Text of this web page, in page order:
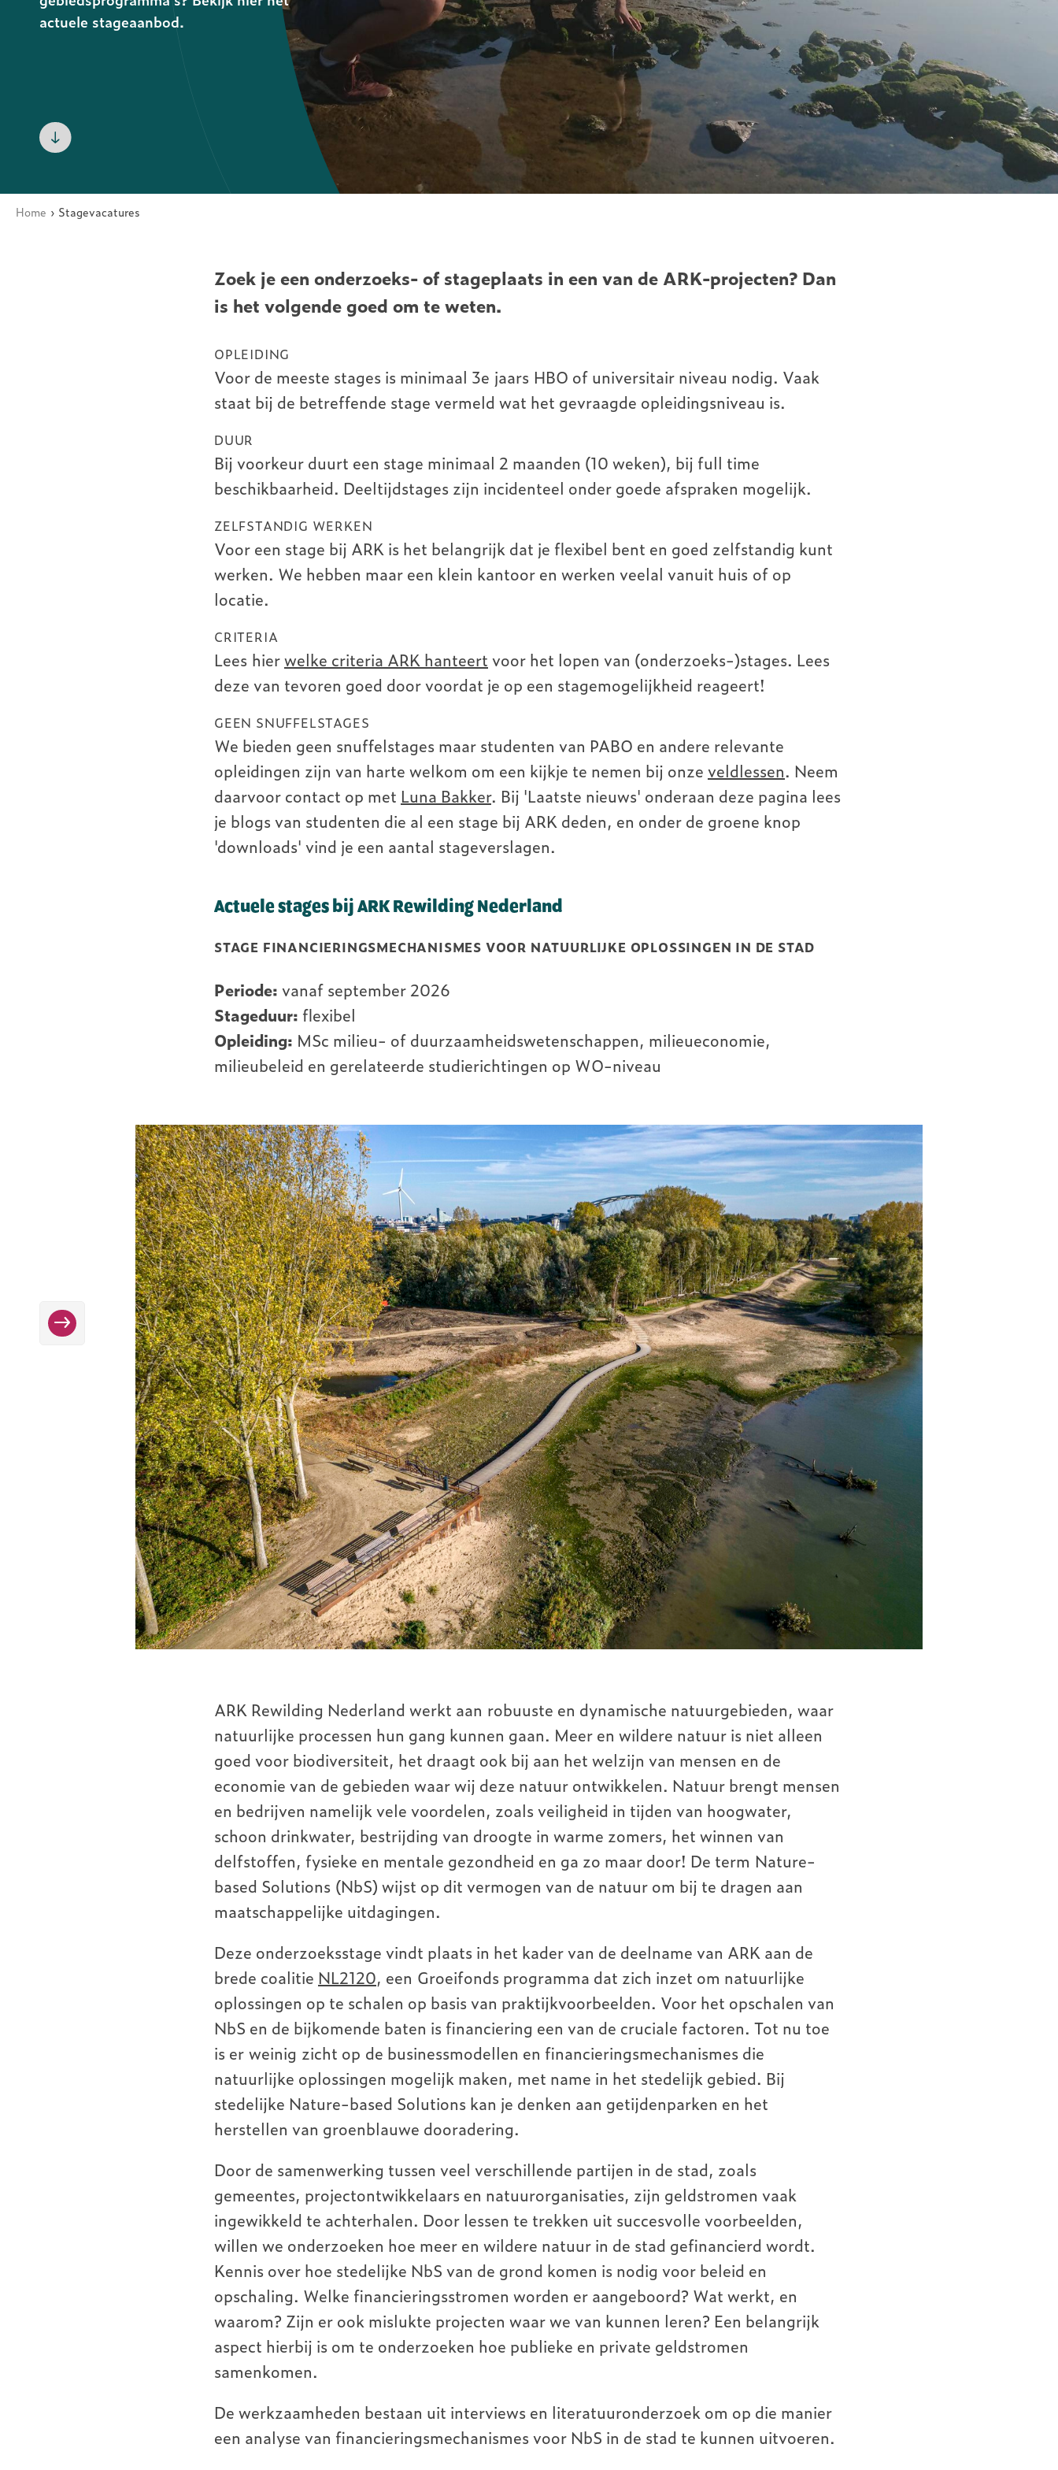
ARK Rewilding Fonds
actuele stageaanbod.
Kruimelpad
Home Stagevacatures
Zoek je een onderzoeks- of stageplaats in een van de ARK-projecten? Dan
is het volgende goed om te weten.
OPLEIDING
Voor de meeste stages is minimaal 3e jaars HBO of universitair niveau nodig. Vaak
staat bij de betreffende stage vermeld wat het gevraagde opleidingsniveau is.
DUUR
Bij voorkeur duurt een stage minimaal 2 maanden (10 weken), bij full time
beschikbaarheid. Deeltijdstages zijn incidenteel onder goede afspraken mogelijk.
ZELFSTANDIG WERKEN
Voor een stage bij ARK is het belangrijk dat je flexibel bent en goed zelfstandig kunt
werken. We hebben maar een klein kantoor en werken veelal vanuit huis of op
locatie.
CRITERIA
Lees hierwelke criteria ARK hanteert voor het lopen van (onderzoeks-)stages. Lees
deze van tevoren goed door voordat je op een stagemogelijkheid reageert!
GEEN SNUFFELSTAGES
We bieden geen snuffelstages maar studenten van PABO en andere relevante
opleidingen zijn van harte welkom om een kijkje te nemen bij onze veldlessen. Neem
daarvoor contact op met Luna Bakker. Bij 'Laatste nieuws' onderaan deze pagina lees
je blogs van studenten die al een stage bij ARK deden, en onder de groene knop
'downloads' vind je een aantal stageverslagen.
Actuele stages bij ARK Rewilding Nederland
STAGE FINANCIERINGSMECHANISMES VOOR NATUURLIJKE OPLOSSINGEN IN DE STAD
Periode: vanaf september 2026
Stageduur: flexibel
Opleiding: MSc milieu- of duurzaamheidswetenschappen, milieueconomie,
milieubeleid en gerelateerde studierichtingen op WO-niveau
Image
ARK Rewilding Nederland werkt aan robuuste en dynamische natuurgebieden, waar
natuurlijke processen hun gang kunnen gaan. Meer en wildere natuur is niet alleen
goed voor biodiversiteit, het draagt ook bij aan het welzijn van mensen en de
economie van de gebieden waar wij deze natuur ontwikkelen. Natuur brengt mensen
en bedrijven namelijk vele voordelen, zoals veiligheid in tijden van hoogwater,
schoon drinkwater, bestrijding van droogte in warme zomers, het winnen van
delfstoffen, fysieke en mentale gezondheid en ga zo maar door! De term Nature-
based Solutions (NbS) wijst op dit vermogen van de natuur om bij te dragen aan
maatschappelijke uitdagingen.
Deze onderzoeksstage vindt plaats in het kader van de deelname van ARK aan de
brede coalitie NL2120, een Groeifonds programma dat zich inzet om natuurlijke
oplossingen op te schalen op basis van praktijkvoorbeelden. Voor het opschalen van
NbS en de bijkomende baten is financiering een van de cruciale factoren. Tot nu toe
is er weinig zicht op de businessmodellen en financieringsmechanismes die
natuurlijke oplossingen mogelijk maken, met name in het stedelijk gebied. Bij
stedelijke Nature-based Solutions kan je denken aan getijdenparken en het
herstellen van groenblauwe dooradering.
Door de samenwerking tussen veel verschillende partijen in de stad, zoals
gemeentes, projectontwikkelaars en natuurorganisaties, zijn geldstromen vaak
ingewikkeld te achterhalen. Door lessen te trekken uit succesvolle voorbeelden,
willen we onderzoeken hoe meer en wildere natuur in de stad gefinancierd wordt.
Kennis over hoe stedelijke NbS van de grond komen is nodig voor beleid en
opschaling. Welke financieringsstromen worden er aangeboord? Wat werkt, en
waarom? Zijn er ook mislukte projecten waar we van kunnen leren? Een belangrijk
aspect hierbij is om te onderzoeken hoe publieke en private geldstromen
samenkomen.
De werkzaamheden bestaan uit interviews en literatuuronderzoek om op die manier
een analyse van financieringsmechanismes voor NbS in de stad te kunnen uitvoeren.
Nieuws